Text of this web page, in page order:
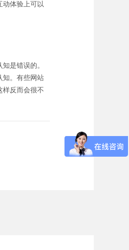
动体验上可以
是错误的。
知。有些网站
样反而会很不